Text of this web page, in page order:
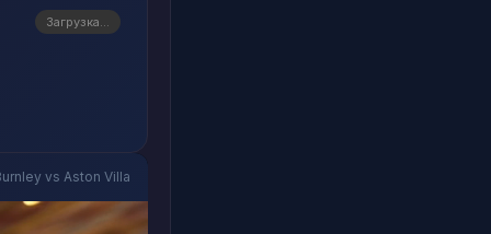
Загрузка...
vs Aston Villa